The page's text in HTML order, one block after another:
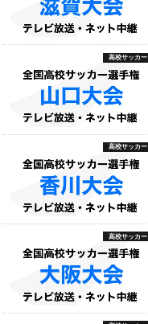
高校サッカー
高校サッカー
高校サッカー